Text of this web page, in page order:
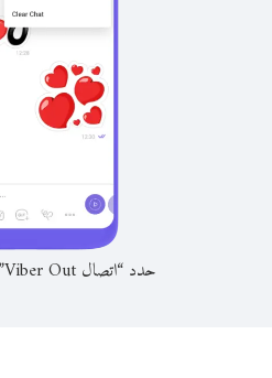
حدد “اتصال Viber Out” من عنوان المحادثة